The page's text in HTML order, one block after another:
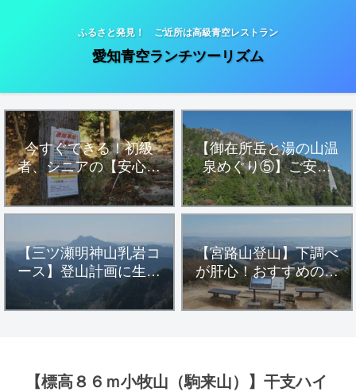
ふるさと発見！ ご近所は高級青空レストラン
愛知青空ランチツーリズム
今すぐできる！初級
者、シニアの【安心・
安全・健康登山】
【御在所岳と湯の山温
泉めぐり⑤】ご安全
に！「一ノ谷新道」フ
ィールドメモ
【三ツ瀬明神山乳岩コ
ース】登山計画に生か
す！参考にすべきハイ
カー達の活動データ
【宮路山登山】下調べ
が肝心！おすすめの駐
車場アプローチルート
とハイキングコースを
【標高８６ｍ小牧山（駒来山）】干支ハイ